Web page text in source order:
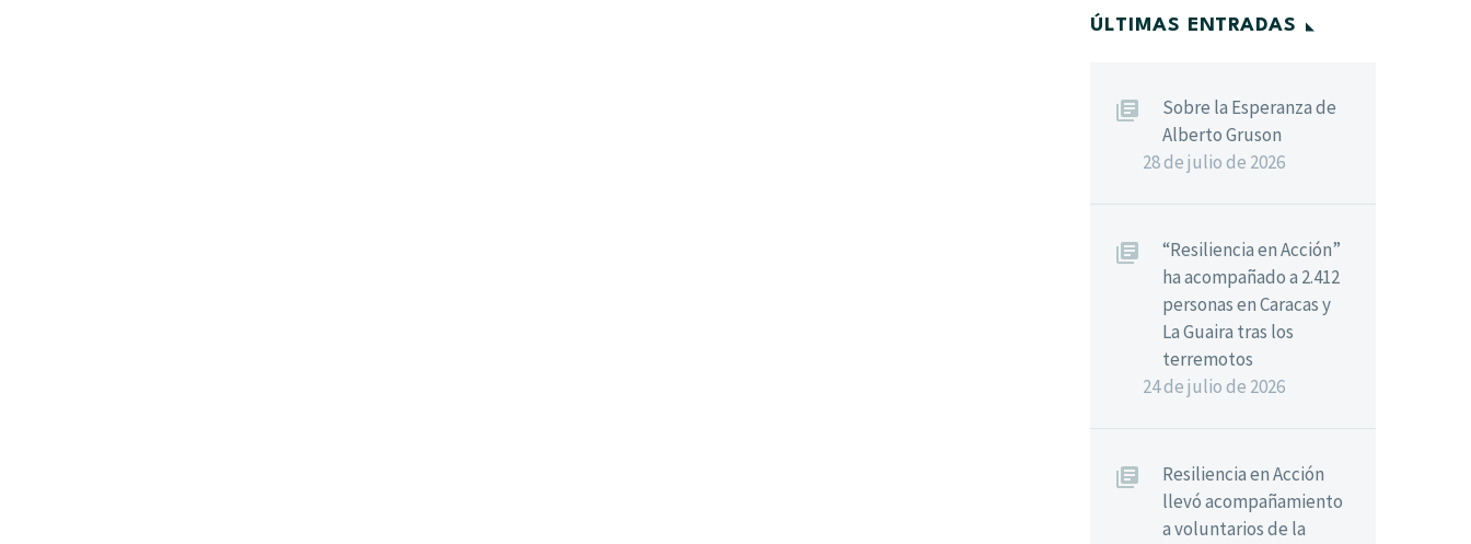
ÚLTIMAS ENTRADAS
Sobre la Esperanza de
Alberto Gruson
28 de julio de 2026
“Resiliencia en Acción”
ha acompañado a 2.412
personas en Caracas y
La Guaira tras los
terremotos
24 de julio de 2026
Resiliencia en Acción
llevó acompañamiento
a voluntarios de la